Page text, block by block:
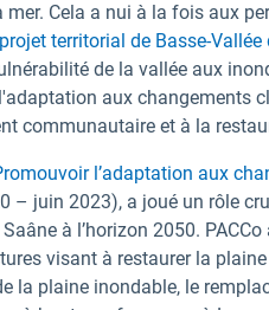
mer. Cela a nui à la fois aux
projet territorial de Basse-
de la vallée aux
aux changements
communautaire et à la
l’adaptation aux
– juin 2023), a joué un rôle
à l’horizon 2050.
visant à restaurer la
la plaine inondable, le